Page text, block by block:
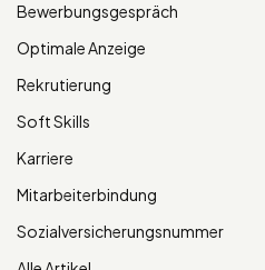
Bewerbungsgespräch
Optimale Anzeige
Rekrutierung
Soft Skills
Karriere
Mitarbeiterbindung
Sozialversicherungsnummer